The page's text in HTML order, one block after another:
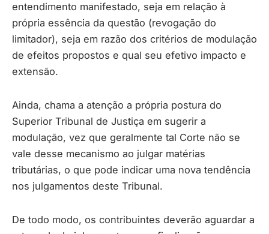
entendimento manifestado, seja em relação à
própria essência da questão (revogação do
limitador), seja em razão dos critérios de modulação
de efeitos propostos e qual seu efetivo impacto e
extensão.
Ainda, chama a atenção a própria postura do
Superior Tribunal de Justiça em sugerir a
modulação, vez que geralmente tal Corte não se
vale desse mecanismo ao julgar matérias
tributárias, o que pode indicar uma nova tendência
nos julgamentos deste Tribunal.
De todo modo, os contribuintes deverão aguardar a